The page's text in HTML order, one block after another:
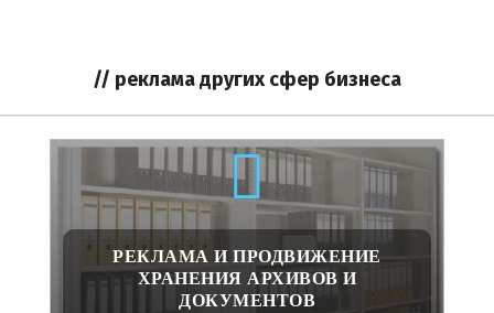
// реклама других сфер бизнеса
РЕКЛАМА И ПРОДВИЖЕНИЕ
ХРАНЕНИЯ АРХИВОВ И
ДОКУМЕНТОВ